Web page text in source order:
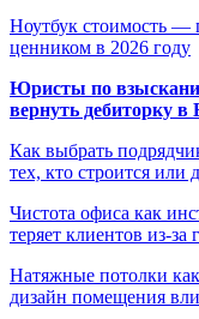
Ноутбук стоимость —
ценником в 2026 году
Юристы по
вернуть дебиторку в
Как выбрать
тех, кто строится или
Чистота офиса как
теряет клиентов из-за
Натяжные потолки
дизайн помещения